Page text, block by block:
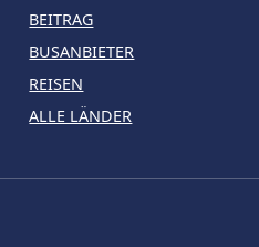
BEITRAG
BUSANBIETER
REISEN
ALLE LÄNDER